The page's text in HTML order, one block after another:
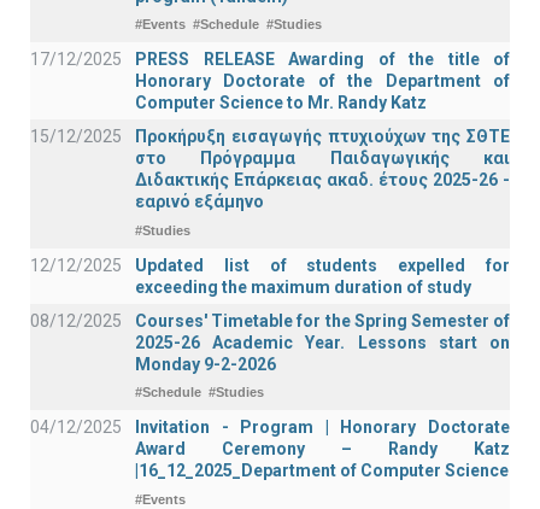
#Events #Schedule #Studies
17/12/2025
PRESS RELEASE Awarding of the title of
Honorary Doctorate of the Department of
Computer Science to Mr. Randy Katz
15/12/2025
Προκήρυξη εισαγωγής πτυχιούχων της ΣΘΤΕ
στο Πρόγραμμα Παιδαγωγικής και
Διδακτικής Επάρκειας ακαδ. έτους 2025-26 -
εαρινό εξάμηνο
#Studies
12/12/2025
Updated list of students expelled for
exceeding the maximum duration of study
08/12/2025
Courses' Timetable for the Spring Semester of
2025-26 Academic Year. Lessons start on
Monday 9-2-2026
#Schedule #Studies
04/12/2025
Invitation - Program | Honorary Doctorate
Award Ceremony – Randy Katz
|16_12_2025_Department of Computer Science
#Events